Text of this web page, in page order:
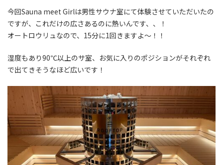
今回Sauna meet Girlは男性サウナ室にて体験させていただいたの
ですが、これだけの広さあるのに熱いんです、、！
オートロウリュなので、15分に1回きますよ～！！
湿度もあり90℃以上のサ室、お気に入りのポジションがそれぞれ
で出てきそうなほど広いです！